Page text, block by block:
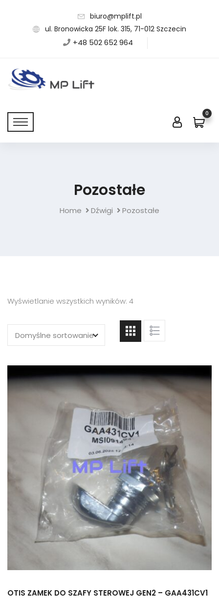
biuro@mplift.pl
ul. Bronowicka 25F lok. 315, 71-012 Szczecin
+48 502 652 964
0
Pozostałe
Home Dźwigi Pozostałe
Wyświetlanie wszystkich wyników: 4
Domyślne sortowanie
OTIS ZAMEK DO SZAFY STEROWEJ GEN2 – GAA431CV1